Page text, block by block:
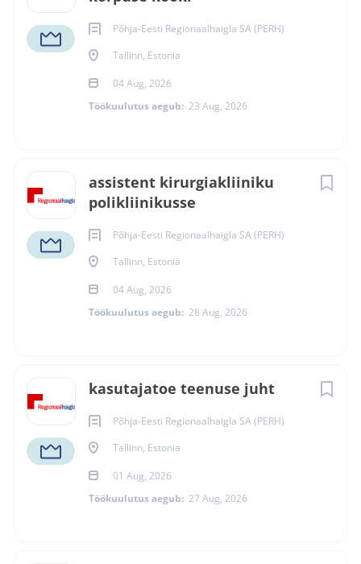
Põhja-Eesti Regionaalhaigla SA (PERH)
Tallinn, Estonia
04 Aug, 2026
Töökuulutus aegub: 23 Aug, 2026
assistent kirurgiakliiniku
polikliinikusse
Põhja-Eesti Regionaalhaigla SA (PERH)
Tallinn, Estonia
04 Aug, 2026
Töökuulutus aegub: 28 Aug, 2026
kasutajatoe teenuse juht
Põhja-Eesti Regionaalhaigla SA (PERH)
Tallinn, Estonia
01 Aug, 2026
Töökuulutus aegub: 27 Aug, 2026